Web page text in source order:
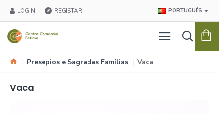
LOGIN REGISTAR PORTUGUÊS
Presépios e Sagradas Famílias Vaca
Vaca